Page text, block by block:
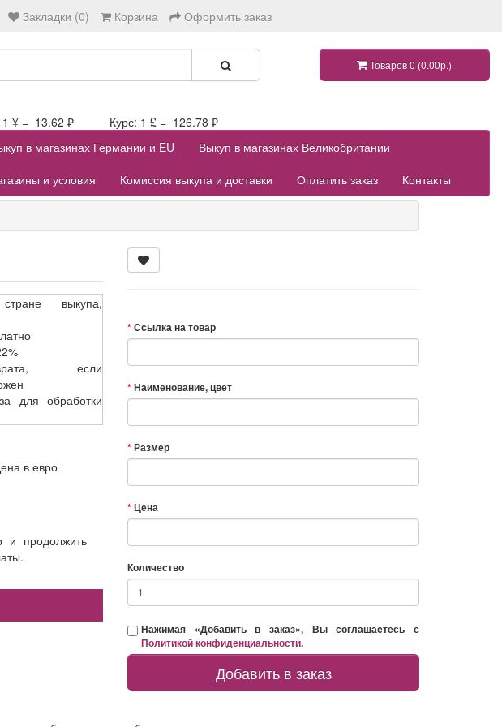
Закладки (0) Корзина Оформить заказ
Товаров 0 (0.00р.)
¥ = 13.62 ₽ Курс: 1 £ = 126.78 ₽
в магазинах Германии и EU
Выкуп в магазинах Великобритании
и условия Комиссия выкупа и доставки Оплатить заказ Контакты
выкупа,
если
для обработки
в евро
и продолжить
Ссылка на товар
Наименование, цвет
Размер
Цена
Количество
Нажимая «Добавить в заказ», Вы соглашаетесь с
Политикой конфиденциальности.
Добавить в заказ